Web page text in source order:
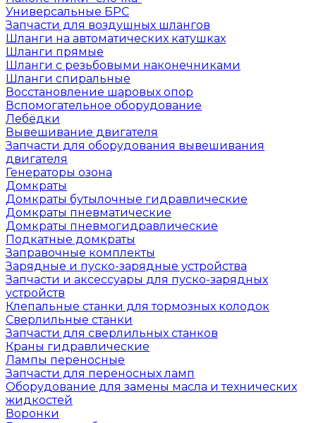
Универсальные БРС
Запчасти для воздушных шлангов
Шланги на автоматических катушках
Шланги прямые
Шланги с резьбовыми наконечниками
Шланги спиральные
Восстановление шаровых опор
Вспомогательное оборудование
Лебёдки
Вывешивание двигателя
Запчасти для оборудования вывешивания
двигателя
Генераторы озона
Домкраты
Домкраты бутылочные гидравлические
Домкраты пневматические
Домкраты пневмогидравлические
Подкатные домкраты
Заправочные комплекты
Зарядные и пуско-зарядные устройства
Запчасти и аксессуары для пуско-зарядных
устройств
Клепальные станки для тормозных колодок
Сверлильные станки
Запчасти для сверлильных станков
Краны гидравлические
Лампы переносные
Запчасти для переносных ламп
Оборудование для замены масла и технических
жидкостей
Воронки